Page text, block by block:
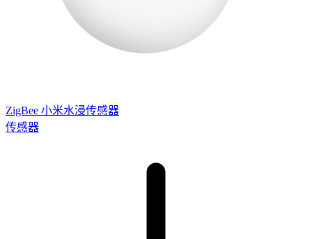
ZigBee 小米水浸传感器
传感器